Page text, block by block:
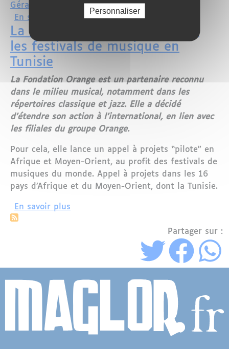
Gérald Darmanin
En savoir plus
sur Ghaleb Bencheikh reconduit à la
La Fondation Orange soutient
les festivals de musique en
Tunisie
La Fondation Orange est un partenaire reconnu
dans le milieu musical, notamment dans les
répertoires classique et jazz. Elle a décidé
d’étendre son action à l’international, en lien avec
les filiales du groupe Orange.
Pour cela, elle lance un appel à projets “pilote” en
Afrique et Moyen-Orient, au profit des festivals de
musiques du monde. Appel à projets dans les 16
pays d’Afrique et du Moyen-Orient, dont la Tunisie.
En savoir plus
Partager sur :
Personnaliser